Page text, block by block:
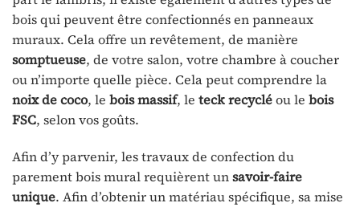
bois qui peuvent être confectionnés en panneaux
muraux. Cela offre un revêtement, de manière
somptueuse, de votre salon, votre chambre à coucher
ou n’importe quelle pièce. Cela peut comprendre la
noix de coco, le bois massif, le teck recycléou le bois
FSC, selon vos goûts.
Afin d’y parvenir, les travaux de confection du
parement bois mural requièrent unsavoir-faire
unique. Afin d’obtenir un matériau spécifique, sa mise